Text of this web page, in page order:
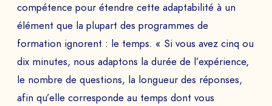
compétence pour étendre cette adaptabilité à un
élément que la plupart des programmes de
formation ignorent : le temps. « Si vous avez cinq ou
dix minutes, nous adaptons la durée de l’expérience,
le nombre de questions, la longueur des réponses,
afin qu’elle corresponde au temps dont vous